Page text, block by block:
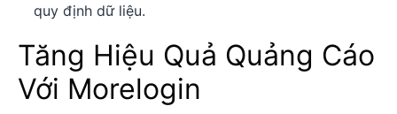
quy định dữ liệu.
Tăng Hiệu Quả Quảng Cáo
Với Morelogin